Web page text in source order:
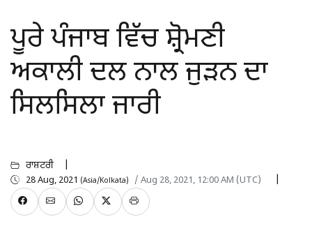
ਪੂਰੇ ਪੰਜਾਬ ਵਿੱਚ ਸ਼੍ਰੋਮਣੀ
ਅਕਾਲੀ ਦਲ ਨਾਲ ਜੁੜਨ ਦਾ
ਸਿਲਸਿਲਾ ਜਾਰੀ
ਰਾਸ਼ਟਰੀ
28 Aug, 2021 (Asia/Kolkata) / Aug 28, 2021, 12:00 AM (UTC)